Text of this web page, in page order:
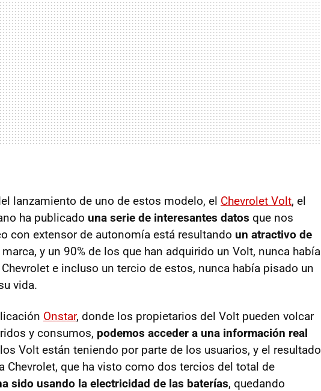
lanzamiento de uno de estos modelo, el Chevrolet Volt, el
ha publicado una serie de interesantes datos que nos
con extensor de autonomía está resultando un atractivo de
marca, y un 90% de los que han adquirido un Volt, nunca había
e incluso un tercio de estos, nunca había pisado un
vida.
Onstar, donde los propietarios del Volt pueden volcar
y consumos, podemos acceder a una información real
Volt están teniendo por parte de los usuarios, y el resultado
Chevrolet, que ha visto como dos tercios del total de
sido usando la electricidad de las baterías, quedando